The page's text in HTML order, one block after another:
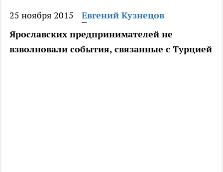
25 ноября 2015
Евгений Кузнецов
Ярославских предпринимателей не
взволновали события, связанные с Турцией